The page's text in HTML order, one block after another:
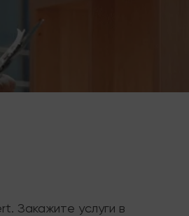
Закажите услуги в